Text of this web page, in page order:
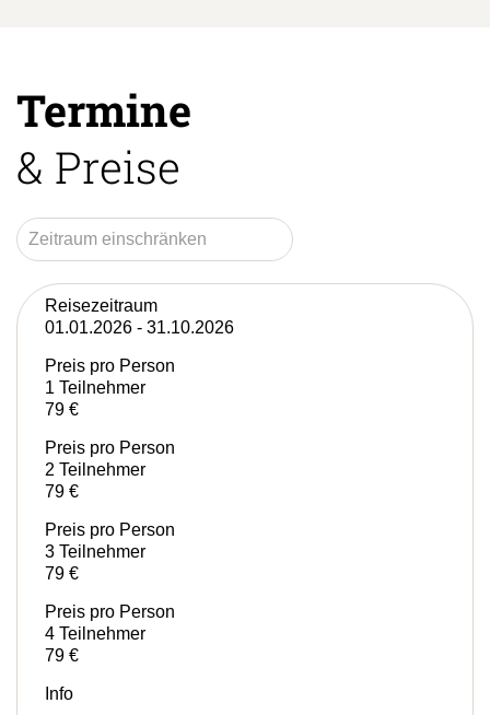
Termine
& Preise
Reisezeitraum
01.01.2026 - 31.10.2026
Preis pro Person
1 Teilnehmer
79 €
Preis pro Person
2 Teilnehmer
79 €
Preis pro Person
3 Teilnehmer
79 €
Preis pro Person
4 Teilnehmer
79 €
Info